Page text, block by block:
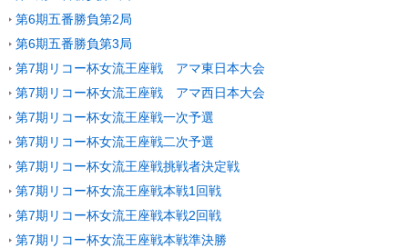
第6期五番勝負第2局
第6期五番勝負第3局
第7期リコー杯女流王座戦 アマ東日本大会
第7期リコー杯女流王座戦 アマ西日本大会
第7期リコー杯女流王座戦一次予選
第7期リコー杯女流王座戦二次予選
第7期リコー杯女流王座戦挑戦者決定戦
第7期リコー杯女流王座戦本戦1回戦
第7期リコー杯女流王座戦本戦2回戦
第7期リコー杯女流王座戦本戦準決勝